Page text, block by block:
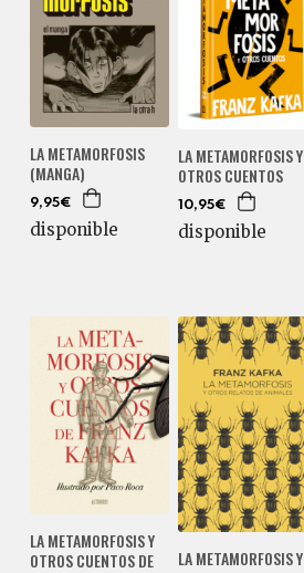
LA METAMORFOSIS
(MANGA)
9,95€
disponible
LA METAMORFOSIS Y
OTROS CUENTOS
10,95€
disponible
LA METAMORFOSIS Y
OTROS CUENTOS DE
LA METAMORFOSIS Y